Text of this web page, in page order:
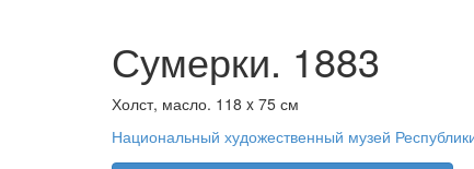
Сумерки. 1883
Холст, масло. 118 x 75 см
Национальный художественный музей